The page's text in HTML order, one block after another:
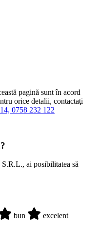
pagină sunt în acord
orice detalii, contactaţi
0758 232 122
ai posibilitatea să
bun excelent